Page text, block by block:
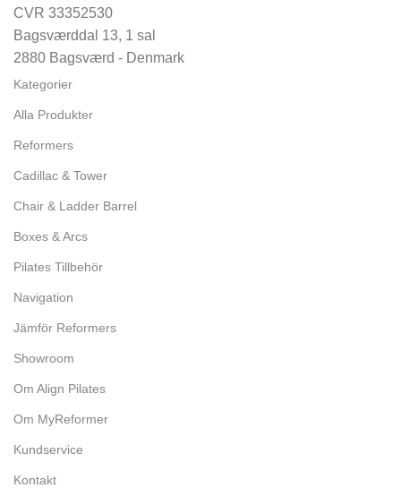
CVR 33352530
Bagsværddal 13, 1 sal
2880 Bagsværd - Denmark
Kategorier
Alla Produkter
Reformers
Cadillac & Tower
Chair & Ladder Barrel
Boxes & Arcs
Pilates Tillbehör
Navigation
Jämför Reformers
Showroom
Om Align Pilates
Om MyReformer
Kundservice
Kontakt